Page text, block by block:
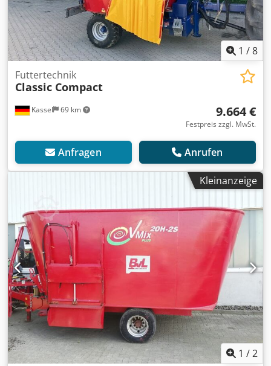
1 /8
Kassel 69 km
Futtertechnik
Classic Compact
9.664 €
Festpreis zzgl. MwSt.
Anfragen Anrufen
Kleinanzeige
1 /2